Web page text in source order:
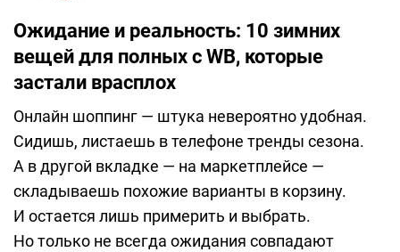
Ожидание и реальность: 10 зимних
вещей для полных с WB, которые
застали врасплох
Онлайн шоппинг — штука невероятно удобная.
Сидишь, листаешь в телефоне тренды сезона.
А в другой вкладке — на маркетплейсе —
складываешь похожие варианты в корзину.
И остается лишь примерить и выбрать.
Но только не всегда ожидания совпадают